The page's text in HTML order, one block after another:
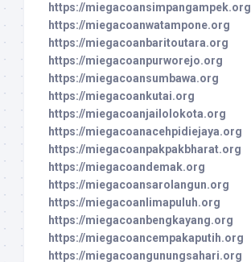
https://miegacoansimpangampek.org
https://miegacoanwatampone.org
https://miegacoanbaritoutara.org
https://miegacoanpurworejo.org
https://miegacoansumbawa.org
https://miegacoankutai.org
https://miegacoanjailolokota.org
https://miegacoanacehpidiejaya.org
https://miegacoanpakpakbharat.org
https://miegacoandemak.org
https://miegacoansarolangun.org
https://miegacoanlimapuluh.org
https://miegacoanbengkayang.org
https://miegacoancempakaputih.org
https://miegacoangunungsahari.org